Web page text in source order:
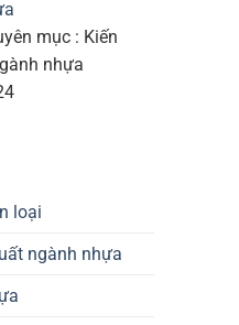
mục : Kiến
nhựa
loại
ngành nhựa